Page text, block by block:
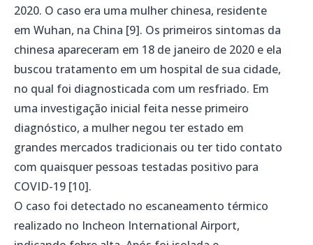
2020. O caso era uma mulher chinesa, residente
em Wuhan, na China [9]. Os primeiros sintomas da
chinesa apareceram em 18 de janeiro de 2020 e ela
buscou tratamento em um hospital de sua cidade,
no qual foi diagnosticada com um resfriado. Em
uma investigação inicial feita nesse primeiro
diagnóstico, a mulher negou ter estado em
grandes mercados tradicionais ou ter tido contato
com quaisquer pessoas testadas positivo para
COVID-19 [10].
O caso foi detectado no escaneamento térmico
realizado no Incheon International Airport,